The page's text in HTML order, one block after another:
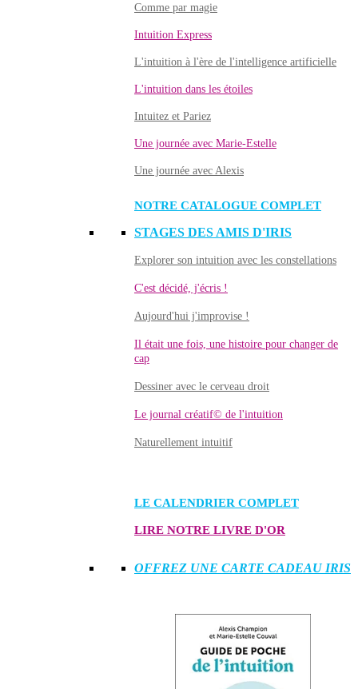
Comme par magie
Intuition Express
L'intuition à l'ère de l'intelligence artificielle
L'intuition dans les étoiles
Intuitez et Pariez
Une journée avec Marie-Estelle
Une journée avec Alexis
NOTRE CATALOGUE COMPLET
STAGES DES AMIS D'IRIS
Explorer son intuition avec les constellations
C'est décidé, j'écris !
Aujourd'hui j'improvise !
Il était une fois, une histoire pour changer de
cap
Dessiner avec le cerveau droit
Le journal créatif© de l'intuition
Naturellement intuitif
LE CALENDRIER COMPLET
LIRE NOTRE LIVRE D'OR
OFFREZ UNE CARTE CADEAU IRIS